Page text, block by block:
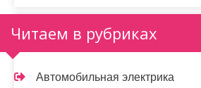
Читаем в рубриках
Автомобильная электрика